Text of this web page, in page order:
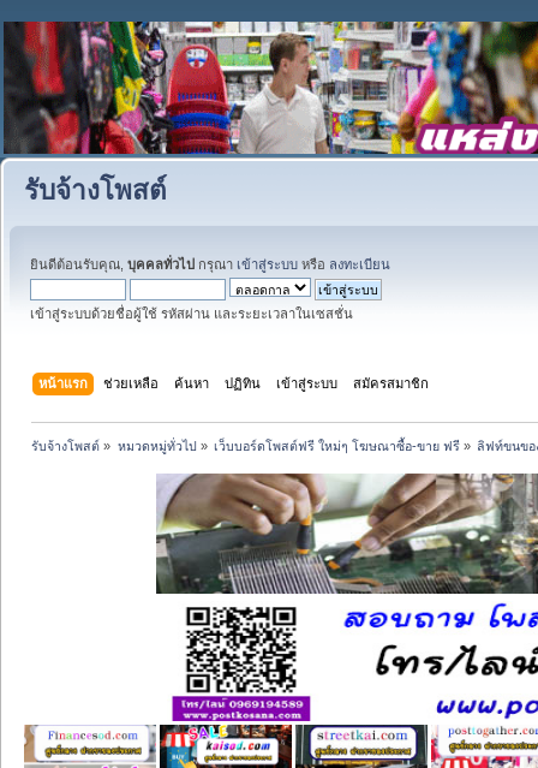
รับจ้างโพสต์
ยินดีต้อนรับคุณ, บุคคลทั่วไป กรุณา เข้าสู่ระบบ หรือ ลงทะเบียน
เข้าสู่ระบบด้วยชื่อผู้ใช้ รหัสผ่าน และระยะเวลาในเซสชั่น
หน้าแรก ช่วยเหลือ ค้นหา ปฏิทิน เข้าสู่ระบบ สมัครสมาชิก
รับจ้างโพสต์ » หมวดหมู่ทั่วไป» เว็บบอร์ดโพสต์ฟรี ใหม่ๆ โฆษณาซื้อ-ขาย ฟรี» ลิฟท์ขนขอ